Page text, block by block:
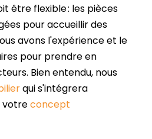
être flexible : les pièces
pour accueillir des
avons l'expérience et le
pour prendre en
Bien entendu, nous
qui s'intégrera
votreconcept